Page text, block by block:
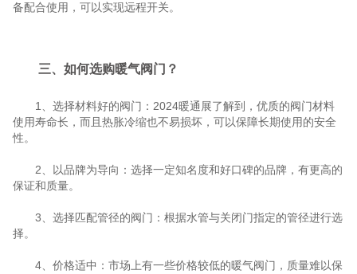
备配合使用，可以实现远程开关。
三、如何选购暖气阀门？
1、选择材料好的阀门：2024暖通展了解到，优质的阀门材料
使用寿命长，而且热胀冷缩也不易损坏，可以保障长期使用的安全
性。
2、以品牌为导向：选择一定知名度和好口碑的品牌，有更高的
保证和质量。
3、选择匹配管径的阀门：根据水管与关闭门指定的管径进行选
择。
4、价格适中：市场上有一些价格较低的暖气阀门，质量难以保